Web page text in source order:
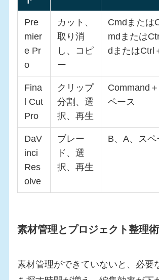
Pre
mier
e Pr
o
カット、
取り消
し、コピ
ー
Cmdまたは
mdまたは
dまたはCtrl
Fina
l Cut
Pro
クリップ
分割、選
択、再生
Command
ペース
DaV
inci
Res
olve
ブレー
ド、選
択、再生
B、A、スペ
素材管理とプロジェクト整理術
素材管理ができていないと、必要